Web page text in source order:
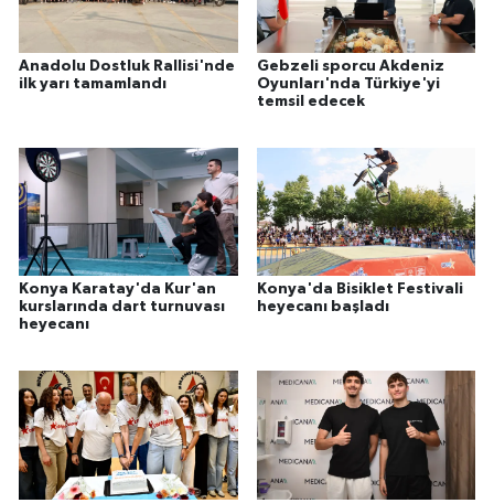
Anadolu Dostluk Rallisi'nde
ilk yarı tamamlandı
Gebzeli sporcu Akdeniz
Oyunları'nda Türkiye'yi
temsil edecek
Konya Karatay'da Kur'an
kurslarında dart turnuvası
heyecanı
Konya'da Bisiklet Festivali
heyecanı başladı